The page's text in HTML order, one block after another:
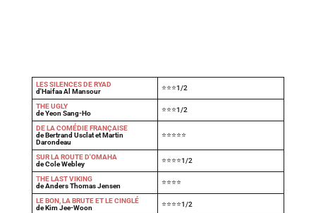
LES SILENCES DE RYAD
d'Haifaa Al Mansour
⭐⭐⭐1/2
THE UGLY
de Yeon Sang-Ho
⭐⭐⭐1/2
DE LA COMÉDIE FRANÇAISE
de Bertrand Usclat et Martin
Darondeau
⭐⭐⭐⭐⭐
SUR LA ROUTE D'OMAHA
de Cole Webley
⭐⭐⭐⭐1/2
THE LAST VIKING
de Anders Thomas Jensen
⭐⭐⭐⭐
LE BON, LA BRUTE ET LE CINGLÉ
de Kim Jee-Woon
⭐⭐⭐⭐1/2